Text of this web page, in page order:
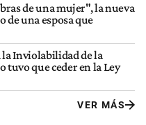
de una mujer", la nueva
de una esposa que
la Inviolabilidad de la
tuvo que ceder en la Ley
VER MÁS